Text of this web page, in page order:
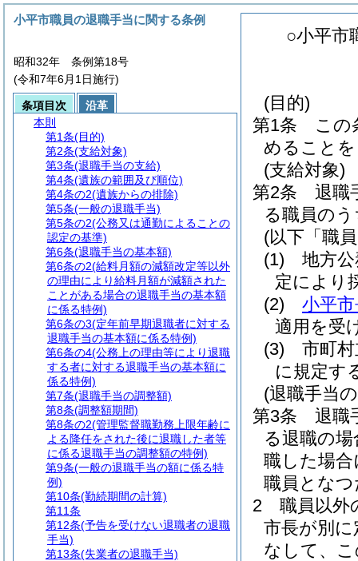
○小平市
(目的)
第1条
この
めること
(支給対象)
第2条
退職
る職員の
(以下「職
(1)
地方
定により
(2)
小平
適用を受
(3)
市町
に規定す
(退職手当
第3条
退職
る退職の
職した場
職員とな
2
職員以外
市長が別
なして、
小平市職員の退職手当に関する条例
昭和32年 条例第18号
(令和7年6月1日施行)
条項目次
沿革
本則
第1条(目的)
第2条(支給対象)
第3条(退職手当の支給)
第4条(遺族の範囲及び順位)
第4条の2(遺族からの排除)
第5条(一般の退職手当)
第5条の2(公務又は通勤によることの
認定の基準)
第6条(退職手当の基本額)
第6条の2(給料月額の減額改定等以外
の理由により給料月額が減額された
ことがある場合の退職手当の基本額
に係る特例)
第6条の3(定年前早期退職者に対する
退職手当の基本額に係る特例)
第6条の4(公務上の理由等により退職
する者に対する退職手当の基本額に
係る特例)
第7条(退職手当の調整額)
第8条(調整額期間)
第8条の2(管理監督職勤務上限年齢に
よる降任をされた後に退職した者等
に係る退職手当の調整額の特例)
第9条(一般の退職手当の額に係る特
例)
第10条(勤続期間の計算)
第11条
第12条(予告を受けない退職者の退職
手当)
第13条(失業者の退職手当)